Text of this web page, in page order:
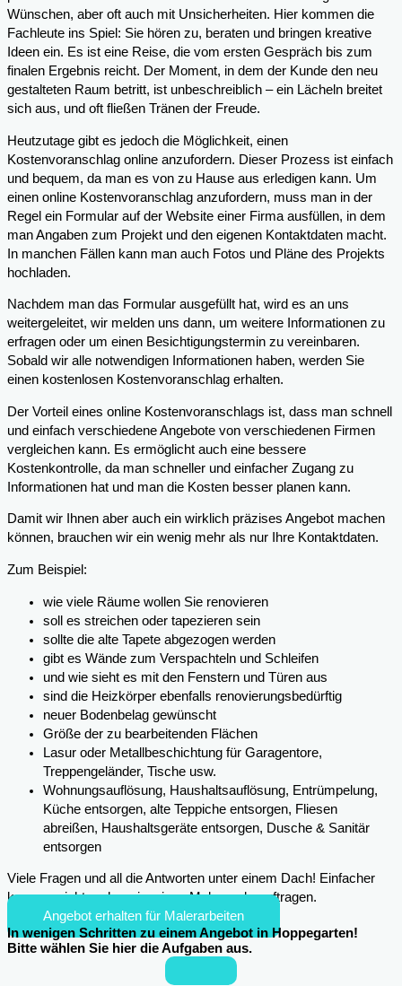
Wünschen, aber oft auch mit Unsicherheiten. Hier kommen die
Fachleute ins Spiel: Sie hören zu, beraten und bringen kreative
Ideen ein. Es ist eine Reise, die vom ersten Gespräch bis zum
finalen Ergebnis reicht. Der Moment, in dem der Kunde den neu
gestalteten Raum betritt, ist unbeschreiblich – ein Lächeln breitet
sich aus, und oft fließen Tränen der Freude.
Heutzutage gibt es jedoch die Möglichkeit, einen
Kostenvoranschlag online anzufordern. Dieser Prozess ist einfach
und bequem, da man es von zu Hause aus erledigen kann. Um
einen online Kostenvoranschlag anzufordern, muss man in der
Regel ein Formular auf der Website einer Firma ausfüllen, in dem
man Angaben zum Projekt und den eigenen Kontaktdaten macht.
In manchen Fällen kann man auch Fotos und Pläne des Projekts
hochladen.
Nachdem man das Formular ausgefüllt hat, wird es an uns
weitergeleitet, wir melden uns dann, um weitere Informationen zu
erfragen oder um einen Besichtigungstermin zu vereinbaren.
Sobald wir alle notwendigen Informationen haben, werden Sie
einen kostenlosen Kostenvoranschlag erhalten.
Der Vorteil eines online Kostenvoranschlags ist, dass man schnell
und einfach verschiedene Angebote von verschiedenen Firmen
vergleichen kann. Es ermöglicht auch eine bessere
Kostenkontrolle, da man schneller und einfacher Zugang zu
Informationen hat und man die Kosten besser planen kann.
Damit wir Ihnen aber auch ein wirklich präzises Angebot machen
können, brauchen wir ein wenig mehr als nur Ihre Kontaktdaten.
Zum Beispiel:
wie viele Räume wollen Sie renovieren
soll es streichen oder tapezieren sein
sollte die alte Tapete abgezogen werden
gibt es Wände zum Verspachteln und Schleifen
und wie sieht es mit den Fenstern und Türen aus
sind die Heizkörper ebenfalls renovierungsbedürftig
neuer Bodenbelag gewünscht
Größe der zu bearbeitenden Flächen
Lasur oder Metallbeschichtung für Garagentore,
Treppengeländer, Tische usw.
Wohnungsauflösung, Haushaltsauflösung, Entrümpelung,
Küche entsorgen, alte Teppiche entsorgen, Fliesen
abreißen, Haushaltsgeräte entsorgen, Dusche & Sanitär
entsorgen
Viele Fragen und all die Antworten unter einem Dach! Einfacher
kann es nicht mehr sein, einen Maler zu beauftragen.
Angebot erhalten für Malerarbeiten
In wenigen Schritten zu einem Angebot in Hoppegarten!
Bitte wählen Sie hier die Aufgaben aus.